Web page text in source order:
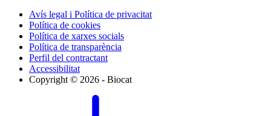
Avís legal i Política de privacitat
Política de cookies
Política de xarxes socials
Política de transparència
Perfil del contractant
Accessibilitat
Copyright © 2026 - Biocat